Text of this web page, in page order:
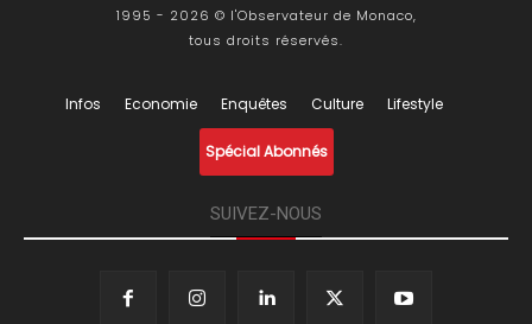
1995 - 2026 © l'Observateur de Monaco,
tous droits réservés.
Infos Economie Enquêtes Culture Lifestyle
Spécial Abonnés
SUIVEZ-NOUS